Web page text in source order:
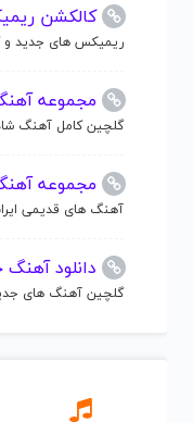
کالکشن
ریمیکس های جدید و
مجموعه
گلچین کامل آهنگ
مجموعه
آهنگ های قدیمی
دانلود
گلچین آهنگ های